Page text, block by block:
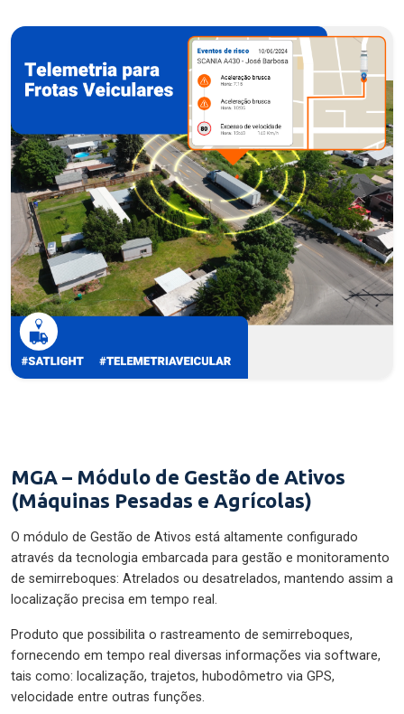
MGA – Módulo de Gestão de Ativos
(Máquinas Pesadas e Agrícolas)
O módulo de Gestão de Ativos está altamente configurado
através da tecnologia embarcada para gestão e monitoramento
de semirreboques: Atrelados ou desatrelados, mantendo assim a
localização precisa em tempo real.
Produto que possibilita o rastreamento de semirreboques,
fornecendo em tempo real diversas informações via software,
tais como: localização, trajetos, hubodômetro via GPS,
velocidade entre outras funções.